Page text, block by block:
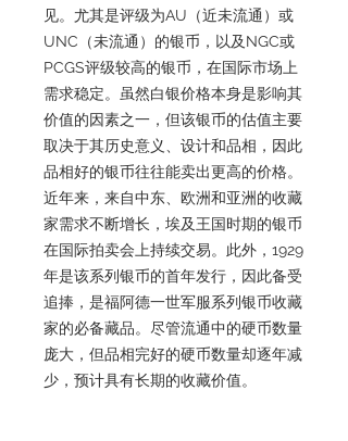
见。尤其是评级为AU（近未流通）或
UNC（未流通）的银币，以及NGC或
PCGS评级较高的银币，在国际市场上
需求稳定。虽然白银价格本身是影响其
价值的因素之一，但该银币的估值主要
取决于其历史意义、设计和品相，因此
品相好的银币往往能卖出更高的价格。
近年来，来自中东、欧洲和亚洲的收藏
家需求不断增长，埃及王国时期的银币
在国际拍卖会上持续交易。此外，1929
年是该系列银币的首年发行，因此备受
追捧，是福阿德一世军服系列银币收藏
家的必备藏品。尽管流通中的硬币数量
庞大，但品相完好的硬币数量却逐年减
少，预计具有长期的收藏价值。